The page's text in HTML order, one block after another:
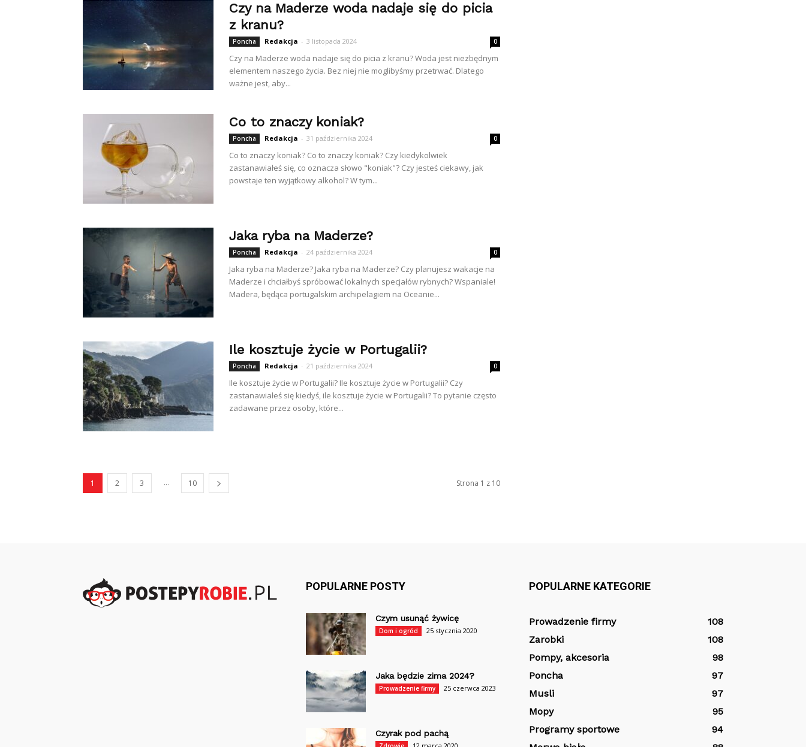
Czy na Maderze woda nadaje się do picia
z kranu?
Poncha Redakcja - 3 listopada 2024 0
Czy na Maderze woda nadaje się do picia z kranu? Woda jest niezbędnym
elementem naszego życia. Bez niej nie moglibyśmy przetrwać. Dlatego
ważne jest, aby...
Co to znaczy koniak?
Poncha Redakcja - 31 października 2024 0
Co to znaczy koniak? Co to znaczy koniak? Czy kiedykolwiek
zastanawiałeś się, co oznacza słowo "koniak"? Czy jesteś ciekawy, jak
powstaje ten wyjątkowy alkohol? W tym...
Jaka ryba na Maderze?
Poncha Redakcja - 24 października 2024 0
Jaka ryba na Maderze? Jaka ryba na Maderze? Czy planujesz wakacje na
Maderze i chciałbyś spróbować lokalnych specjałów rybnych? Wspaniale!
Madera, będąca portugalskim archipelagiem na Oceanie...
Ile kosztuje życie w Portugalii?
Poncha Redakcja - 21 października 2024 0
Ile kosztuje życie w Portugalii? Ile kosztuje życie w Portugalii? Czy
zastanawiałeś się kiedyś, ile kosztuje życie w Portugalii? To pytanie często
zadawane przez osoby, które...
1 2 3 ... 10 Strona 1 z 10
POPULARNE POSTY
Czym usunąć żywicę
Dom i ogród 25 stycznia 2020
Jaka będzie zima 2024?
Prowadzenie firmy 25 czerwca 2023
Czyrak pod pachą
POPULARNE KATEGORIE
Prowadzenie firmy
108
Zarobki
108
Pompy, akcesoria
98
Poncha
97
Musli
97
Mopy
95
Programy sportowe
94